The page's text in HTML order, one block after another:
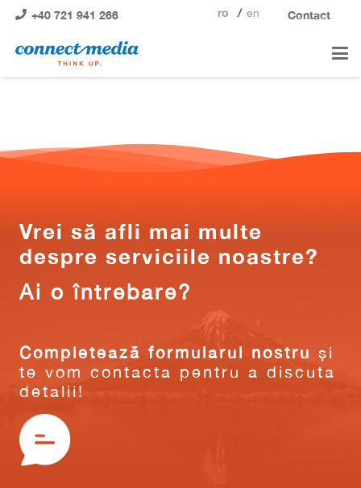
+40 721 941 266 ro en Contact
Vrei să afli mai multe
despre serviciile noastre?
Ai o întrebare?
Completează formularul nostru și
te vom contacta pentru a discuta
detalii!